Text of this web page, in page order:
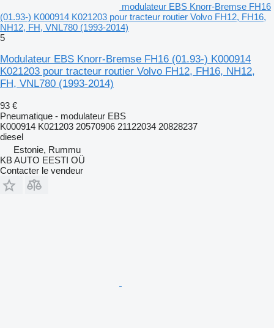
modulateur EBS Knorr-Bremse FH16
(01.93-) K000914 K021203 pour tracteur routier Volvo FH12, FH16,
NH12, FH, VNL780 (1993-2014)
5
Modulateur EBS Knorr-Bremse FH16 (01.93-) K000914
K021203 pour tracteur routier Volvo FH12, FH16, NH12,
FH, VNL780 (1993-2014)
93 €
Pneumatique - modulateur EBS
K000914 K021203 20570906 21122034 20828237
diesel
Estonie, Rummu
KB AUTO EESTI OÜ
Contacter le vendeur